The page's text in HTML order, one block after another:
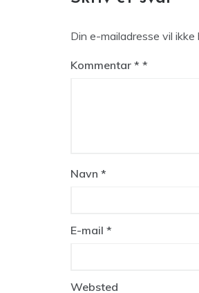
Din e-mailadresse vil ikke
Kommentar *
Navn *
E-mail *
Websted